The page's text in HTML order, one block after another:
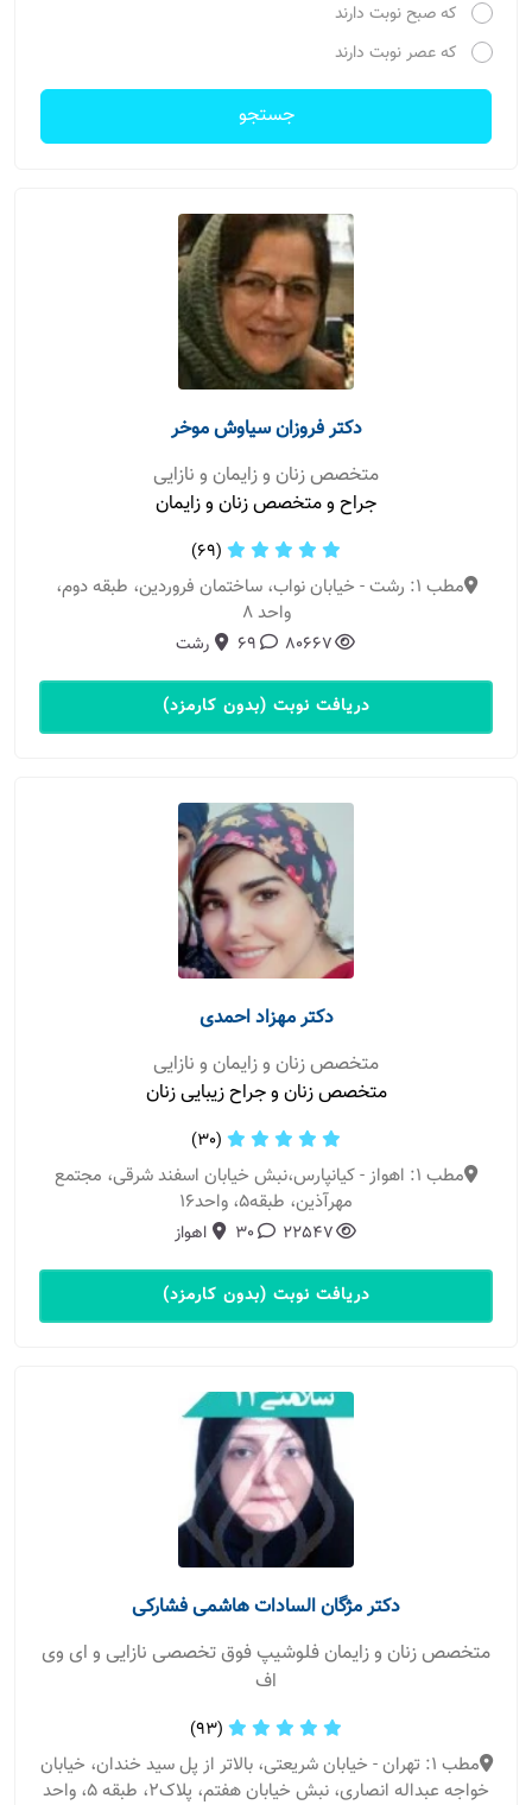
که صبح نوبت دارند
که عصر نوبت دارند
جستجو
دکتر فروزان سیاوش موخر
متخصص زنان و زایمان و نازایی
جراح و متخصص زنان و زایمان
(69)
مطب 1: رشت - خیابان نواب، ساختمان فروردین، طبقه دوم،
واحد ۸
80667
69 رشت
دریافت نوبت (بدون کارمزد)
دکتر مهزاد احمدی
متخصص زنان و زایمان و نازایی
متخصص زنان و جراح زیبایی زنان
(30)
مطب 1: اهواز - کیانپارس،نبش خیابان اسفند شرقی، مجتمع
مهرآذین، طبقه۵، واحد۱۶
22547
30 اهواز
دریافت نوبت (بدون کارمزد)
دکتر مژگان السادات هاشمی فشارکی
متخصص زنان و زایمان فلوشیپ فوق تخصصی نازایی و ای وی
اف
(93)
مطب 1: تهران - خیابان شریعتی، بالاتر از پل سید خندان، خیابان
خواجه عبداله انصاری، نبش خیابان هفتم، پلاک2، طبقه 5، واحد